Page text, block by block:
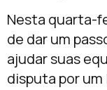
Nesta quarta-
de dar um
ajudar suas
disputa por